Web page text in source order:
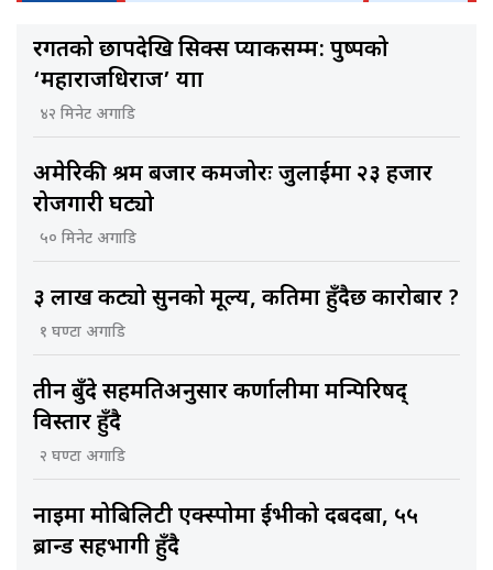
रगतको छापदेखि सिक्स प्याकसम्म: पुष्पको
‘महाराजधिराज’ यात्रा
४२ मिनेट अगाडि
अमेरिकी श्रम बजार कमजोरः जुलाईमा २३ हजार
रोजगारी घट्यो
५० मिनेट अगाडि
३ लाख कट्यो सुनको मूल्य, कतिमा हुँदैछ कारोबार ?
१ घण्टा अगाडि
तीन बुँदे सहमतिअनुसार कर्णालीमा मन्त्रिपरिषद्
विस्तार हुँदै
२ घण्टा अगाडि
नाइमा मोबिलिटी एक्स्पोमा ईभीको दबदबा, ५५
ब्रान्ड सहभागी हुँदै